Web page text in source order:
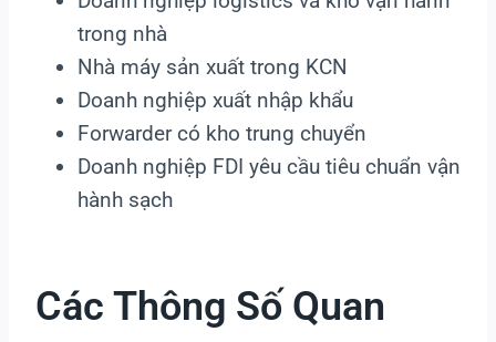
trong nhà
Nhà máy sản xuất trong KCN
Doanh nghiệp xuất nhập khẩu
Forwarder có kho trung chuyển
Doanh nghiệp FDI yêu cầu tiêu chuẩn vận
hành sạch
Các Thông Số Quan